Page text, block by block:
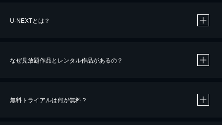
U-NEXTとは？
なぜ見放題作品とレンタル作品があるの？
無料トライアルは何が無料？